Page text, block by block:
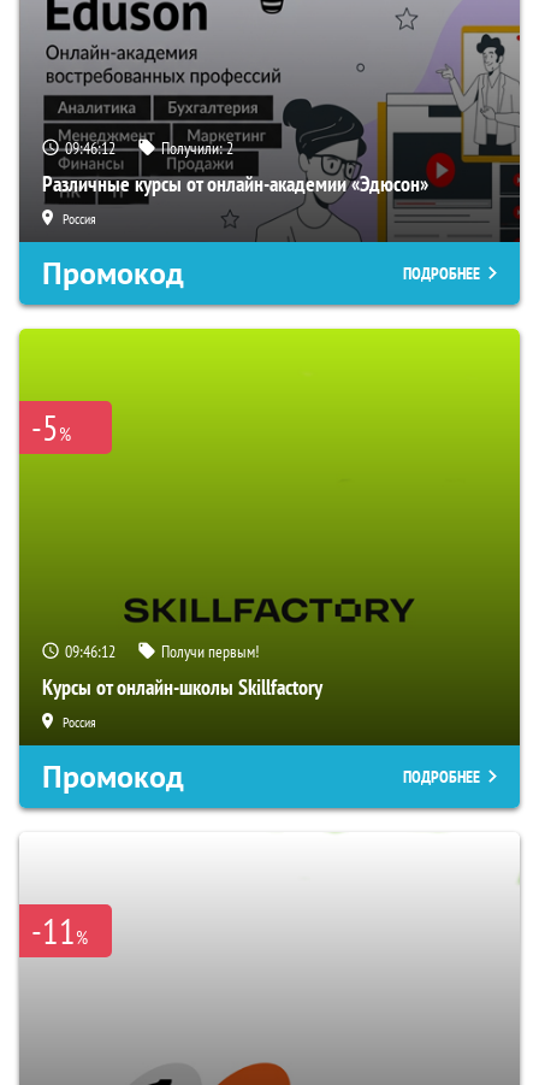
09:46:11 Получили:2
Различные курсы от онлайн-академии «Эдюсон»
Россия
Промокод ПОДРОБНЕЕ
-5%
09:46:11 Получи первым!
Курсы от онлайн-школы Skillfactory
Россия
Промокод ПОДРОБНЕЕ
-11%